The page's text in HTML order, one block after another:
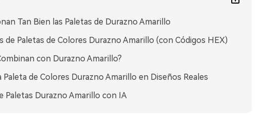
Tan Bien las Paletas de Durazno Amarillo
de Paletas de Colores Durazno Amarillo (con Códigos HEX)
con Durazno Amarillo?
Paleta de Colores Durazno Amarillo en Diseños Reales
Paletas Durazno Amarillo con IA